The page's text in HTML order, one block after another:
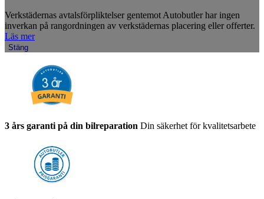
Verkstädernas avtalsförpliktelser gentemot Autobutler har ingen
inverkan på rangordningen av verkstädernas placering eller offerter.
Läs mer
Stäng
3 års garanti på din bilreparation Din säkerhet för kvalitetsarbete